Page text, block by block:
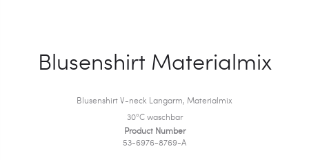
Blusenshirt Materialmix
Blusenshirt V-neck Langarm, Materialmix
30°C waschbar
Product Number
53-6976-8769-A